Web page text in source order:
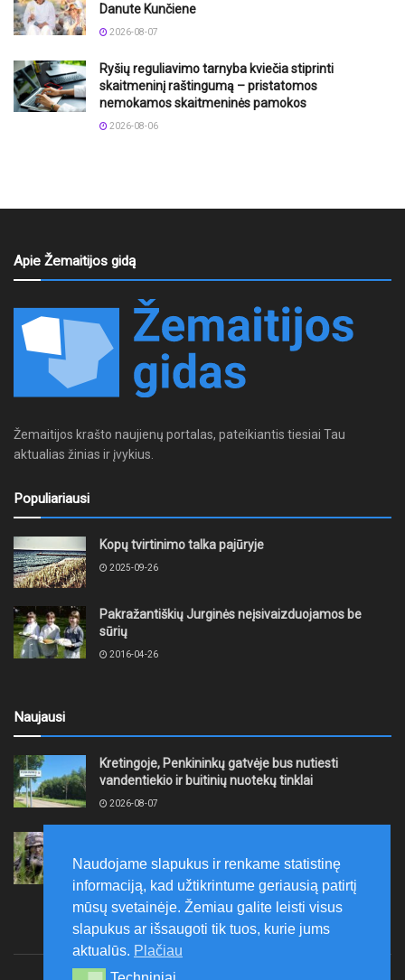
Danute Kunčiene
2026-08-07
Ryšių reguliavimo tarnyba kviečia stiprinti
skaitmeninį raštingumą – pristatomos
nemokamos skaitmeninės pamokos
2026-08-06
Apie Žemaitijos gidą
Žemaitijos krašto naujienų portalas, pateikiantis tiesiai Tau
aktualias žinias ir įvykius.
Populiariausi
Kopų tvirtinimo talka pajūryje
2025-09-26
Pakražantiškių Jurginės neįsivaizduojamos be
sūrių
2016-04-26
Naujausi
Kretingoje, Penkininkų gatvėje bus nutiesti
vandentiekio ir buitinių nuotekų tinklai
2026-08-07
rinktinė vykdys karines pratybas
2026-08-07
Naudojame slapukus ir renkame statistinę
informaciją, kad užtikrintume geriausią patirtį
mūsų svetainėje. Žemiau galite leisti visus
slapukus ar išsaugoti tik tuos, kurie jums
aktualūs. Plačiau